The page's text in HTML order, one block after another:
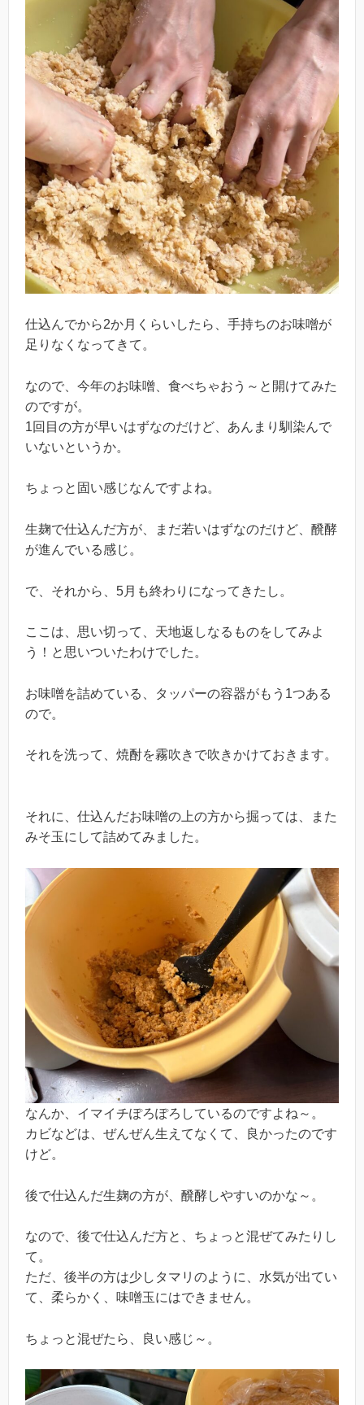
仕込んでから2か月くらいしたら、手持ちのお味噌が
足りなくなってきて。
なので、今年のお味噌、食べちゃおう～と開けてみた
のですが。
1回目の方が早いはずなのだけど、あんまり馴染んで
いないというか。
ちょっと固い感じなんですよね。
生麹で仕込んだ方が、まだ若いはずなのだけど、醗酵
が進んでいる感じ。
で、それから、5月も終わりになってきたし。
ここは、思い切って、天地返しなるものをしてみよ
う！と思いついたわけでした。
お味噌を詰めている、タッパーの容器がもう1つある
ので。
それを洗って、焼酎を霧吹きで吹きかけておきます。
それに、仕込んだお味噌の上の方から掘っては、また
みそ玉にして詰めてみました。
なんか、イマイチぽろぽろしているのですよね～。
カビなどは、ぜんぜん生えてなくて、良かったのです
けど。
後で仕込んだ生麹の方が、醗酵しやすいのかな～。
なので、後で仕込んだ方と、ちょっと混ぜてみたりし
て。
ただ、後半の方は少しタマリのように、水気が出てい
て、柔らかく、味噌玉にはできません。
ちょっと混ぜたら、良い感じ～。